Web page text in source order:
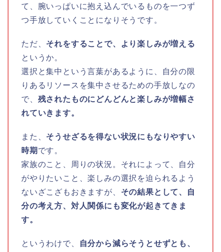
て、腕いっぱいに抱え込んでいるものを一つず
つ手放していくことになりそうです。
ただ、 それをすることで、より楽しみが増える
というか。
選択と集中という言葉があるように、自分の限
りあるリソースを集中させるための手放しなの
で、 残されたものにどんどんと楽しみが増幅さ
れていきます。
また、 そうせざるを得ない状況にもなりやすい
時期 です。
家族のこと、周りの状況。それによって、自分
がやりたいこと、楽しみの選択を迫られるよう
ないざこざもおきますが、 その結果として、自
分の考え方、対人関係にも変化が起きてきま
す。
というわけで、
自分から減らそうとせずとも、